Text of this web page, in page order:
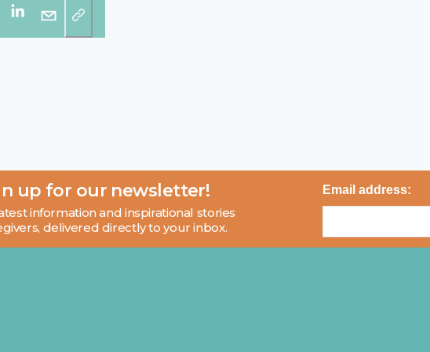
up for our newsletter!
information and inspirational stories
delivered directly to your inbox.
Email address: